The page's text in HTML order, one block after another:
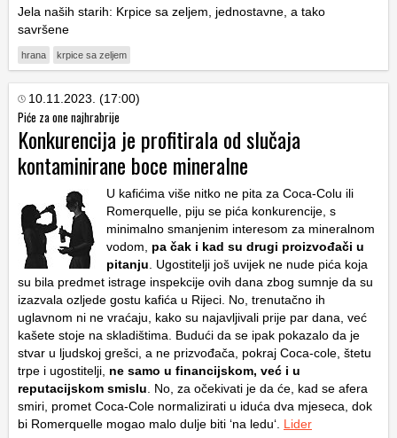
Jela naših starih: Krpice sa zeljem, jednostavne, a tako
savršene
hrana krpice sa zeljem
10.11.2023. (17:00)
Piće za one najhrabrije
Konkurencija je profitirala od slučaja
kontaminirane boce mineralne
U kafićima više nitko ne pita za Coca-Colu ili
Romerquelle, piju se pića konkurencije, s
minimalno smanjenim interesom za mineralnom
vodom,
pa čak i kad su drugi proizvođači u
pitanju . Ugostitelji još uvijek ne nude pića koja
su bila predmet istrage inspekcije ovih dana zbog sumnje da su
izazvala ozljede gostu kafića u Rijeci. No, trenutačno ih
uglavnom ni ne vraćaju, kako su najavljivali prije par dana, već
kašete stoje na skladištima. Budući da se ipak pokazalo da je
stvar u ljudskoj grešci, a ne prizvođača, pokraj Coca-cole, štetu
trpe i ugostitelji, ne samo u financijskom, već i u
reputacijskom smislu . No, za očekivati je da će, kad se afera
smiri, promet Coca-Cole normalizirati u iduća dva mjeseca, dok
bi Romerquelle mogao malo dulje biti ‘na ledu‘. Lider